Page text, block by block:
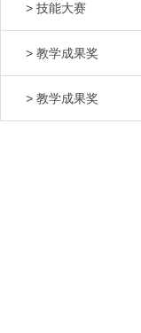
> 技能大赛
> 教学成果奖
> 教学成果奖